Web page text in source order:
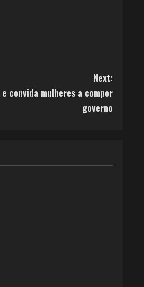
Next:
convida mulheres a compor
governo